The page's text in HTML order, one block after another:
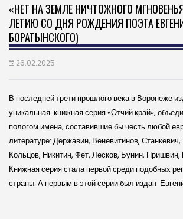
«НЕТ НА ЗЕМЛЕ НИЧТОЖНОГО
ЛЕТИЮ СО ДНЯ РОЖДЕНИЯ ПОЭТА
БОРАТЫНСКОГО)
26.02.2025
В последней трети прошлого века в Воронеже
уникальная книжная серия «Отчий край»,
пологом имена, составившие бы честь любой
литературе: Державин, Веневитинов,
Кольцов, Никитин, Фет, Лесков, Бунин,
Книжная серия стала первой среди подобных
страны. А первым в этой серии был издан